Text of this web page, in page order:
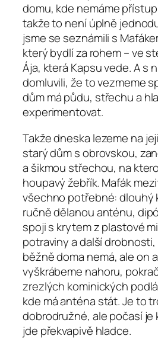
domu, kde nemáme
takže to není úplně
jsme se seznámili s
který bydlí za rohem – ve
Ája, která Kapsu vede. A s
domluvili, že to vezmeme
dům má půdu, střechu a
experimentovat.
Takže dneska lezeme na
starý dům s obrovskou,
a šikmou střechou, na
houpavý žebřík. Mafák
všechno potřebné: dlouhý
ručně dělanou anténu,
spoji s krytem z plastové
potraviny a další
běžně doma nemá, ale on
vyškrábeme nahoru,
zrezlých kominických
kde má anténa stát. Je to
dobrodružné, ale počasí je
jde překvapivě hladce.